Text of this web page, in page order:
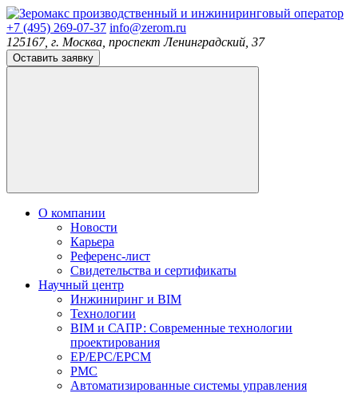
производственный и инжиниринговый оператор
+7 (495) 269-07-37 info@zerom.ru
125167, г. Москва, проспект Ленинградский, 37
Оставить заявку
О компании
Новости
Карьера
Референс-лист
Свидетельства и сертификаты
Научный центр
Инжиниринг и BIM
Технологии
BIM и САПР: Современные технологии
проектирования
EP/EPC/EPCM
PMC
Автоматизированные системы управления